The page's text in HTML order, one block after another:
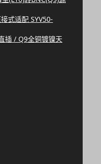
式适配 SYV50-
插 / Q9全铜镀镍天